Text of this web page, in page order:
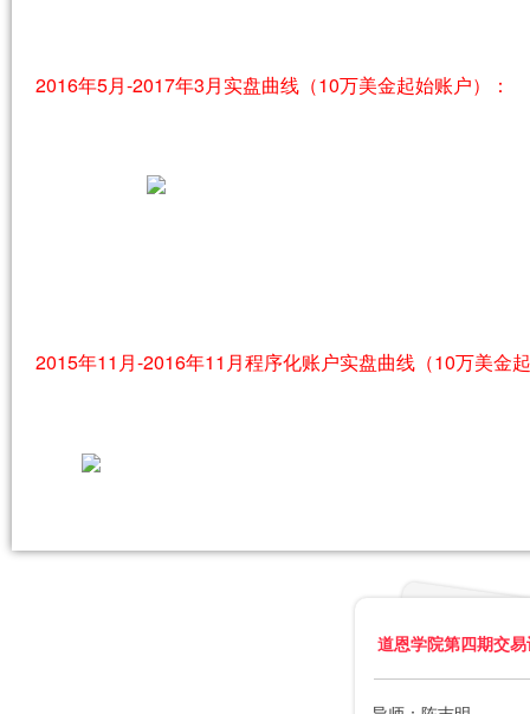
2016年5月-2017年3月实盘曲线 （10万美金起始账户）：
2015年11月-2016年11月程序化账户实盘曲线 （10万美金
道恩学院第四期交